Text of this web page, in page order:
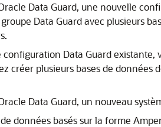
Data Guard, une nouvelle
Data Guard avec plusieurs
configuration Data Guard
créer plusieurs bases de
Data Guard, un nouveau
données basés sur la forme